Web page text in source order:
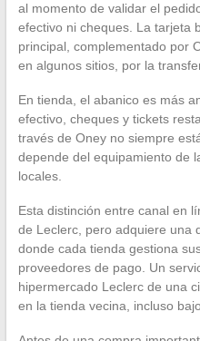
al momento de validar el
efectivo ni cheques. La tarjeta
principal, complementado por
en algunos sitios, por la
En tienda, el abanico es más
efectivo, cheques y tickets
través de Oney no siempre
depende del equipamiento de
locales.
Esta distinción entre canal en
de Leclerc, pero adquiere una
donde cada tienda gestiona
proveedores de pago. Un
hipermercado Leclerc de una
en la tienda vecina, incluso